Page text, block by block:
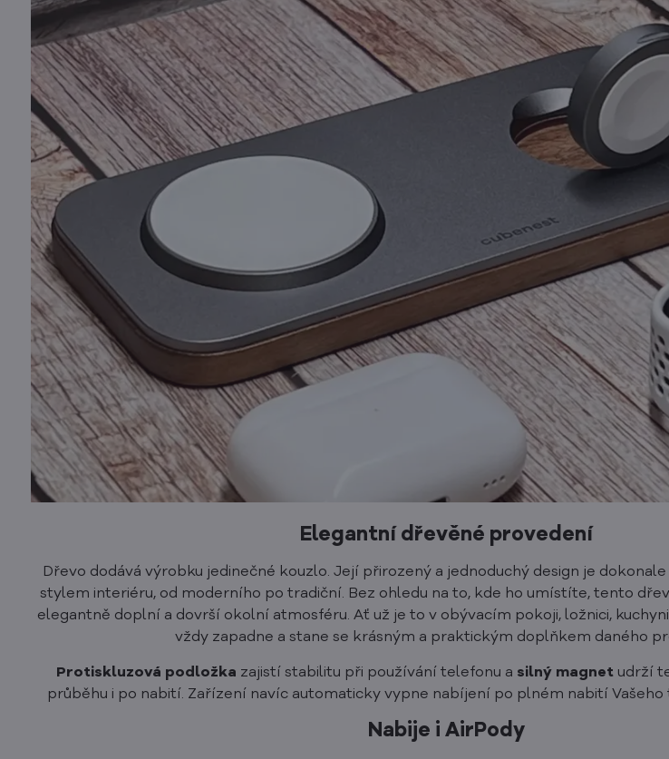
Elegantní dřevěné provedení
Dřevo dodává výrobku jedinečné kouzlo. Její přirozený a jednoduchý design je
stylem interiéru, od moderního po tradiční. Bez ohledu na to, kde ho umístíte, tento
elegantně doplní a dovrší okolní atmosféru. Ať už je to v obývacím pokoji, ložnici,
vždy zapadne a stane se krásným a praktickým doplňkem daného
Protiskluzová podložka zajistí stabilitu při používání telefonu a silný magnet udrží
průběhu i po nabití. Zařízení navíc automaticky vypne nabíjení po plném nabití
Nabije i AirPody